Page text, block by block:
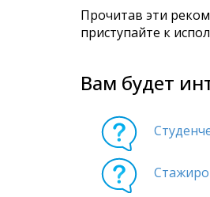
Прочитав эти
приступайте к
Вам будет